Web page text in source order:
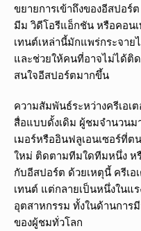
ขยายการเข้าถึงของอีสปอร์
มีม วิดีโอรีแอ็กชัน หรือคอน
เทนต์เหล่านี้มักแพร่กระจา
และช่วยให้คนที่อาจไม่ได้ติ
สนใจอีสปอร์ตมากขึ้น
ความสัมพันธ์ระหว่างครีเอ
สื่อแบบดั้งเดิม ผู้ชมจำนวนม
เมอร์หรืออินฟลูเอนเซอร์ที่ต
ใหม่ ติดตามทีมใดทีมหนึ่ง ห
กับอีสปอร์ต ด้วยเหตุนี้ ครีเอ
เทนต์ แต่กลายเป็นหนึ่งในแ
อุตสาหกรรม ทั้งในด้านการ
ของผู้ชมทั่วโลก